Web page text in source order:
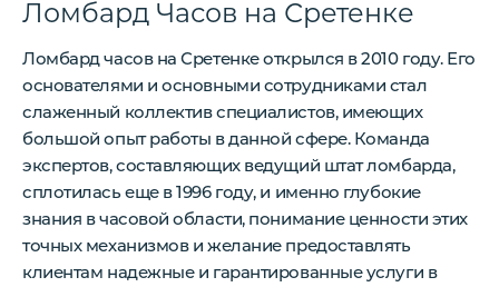
Ломбард Часов на Сретенке
Ломбард часов на Сретенке открылся в 2010 году. Его
основателями и основными сотрудниками стал
слаженный коллектив специалистов, имеющих
большой опыт работы в данной сфере. Команда
экспертов, составляющих ведущий штат ломбарда,
сплотилась еще в 1996 году, и именно глубокие
знания в часовой области, понимание ценности этих
точных механизмов и желание предоставлять
клиентам надежные и гарантированные услуги в